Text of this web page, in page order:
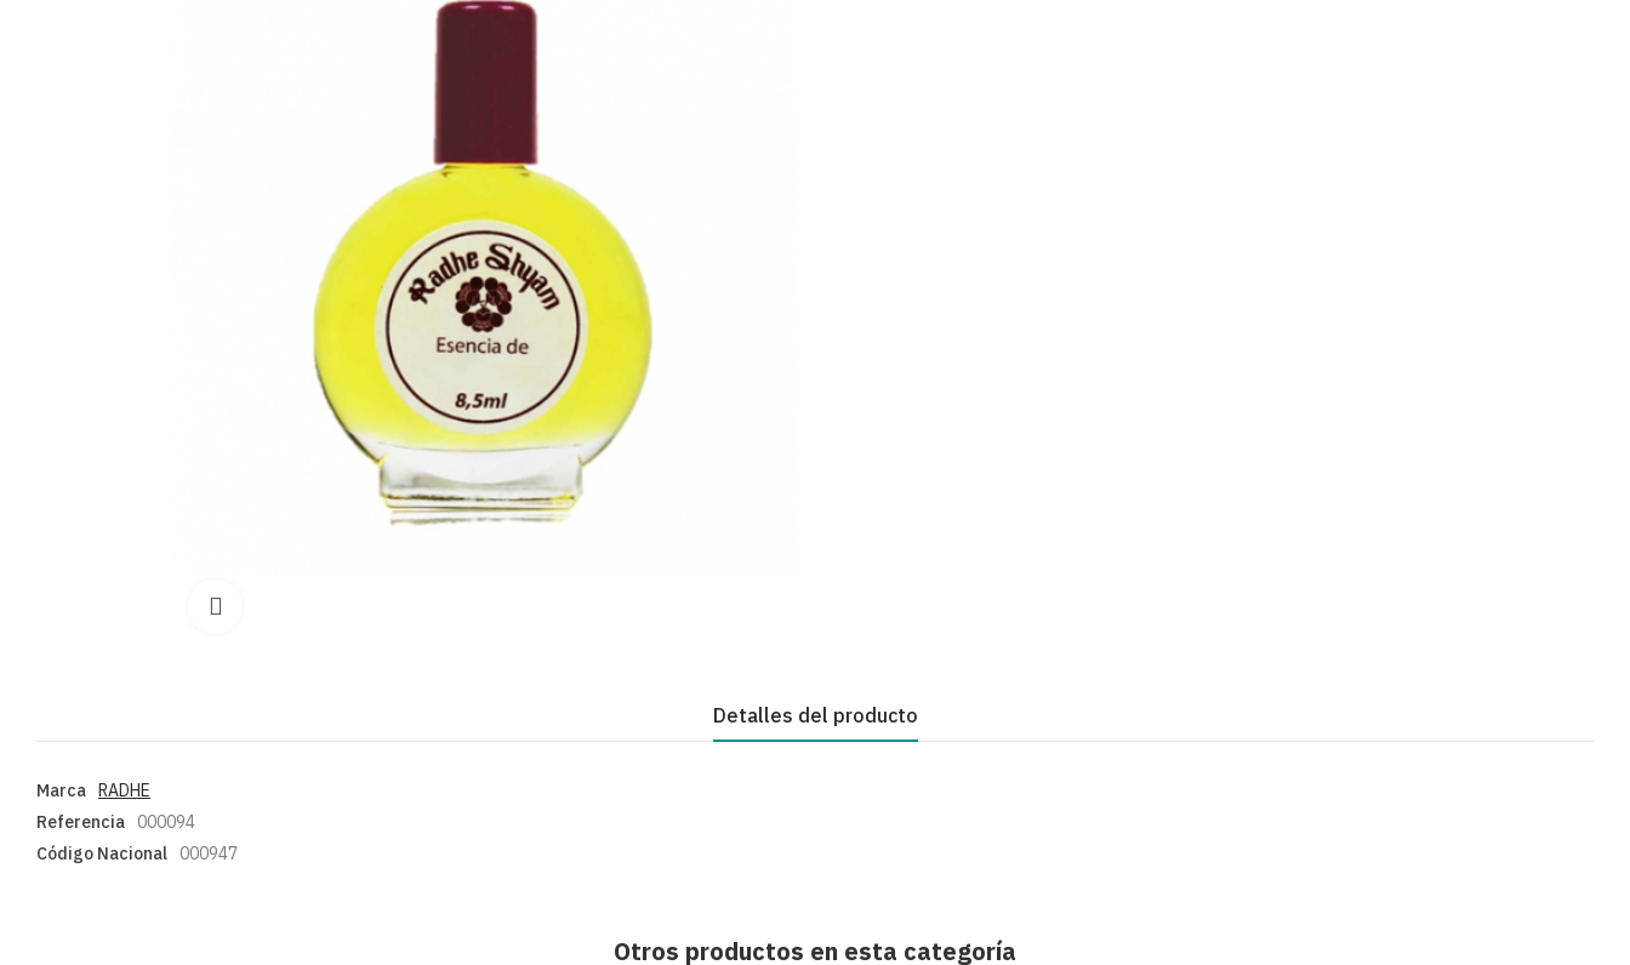
Detalles del producto
Marca RADHE
Referencia
000094
Código Nacional
000947
Otros productos en esta categoría